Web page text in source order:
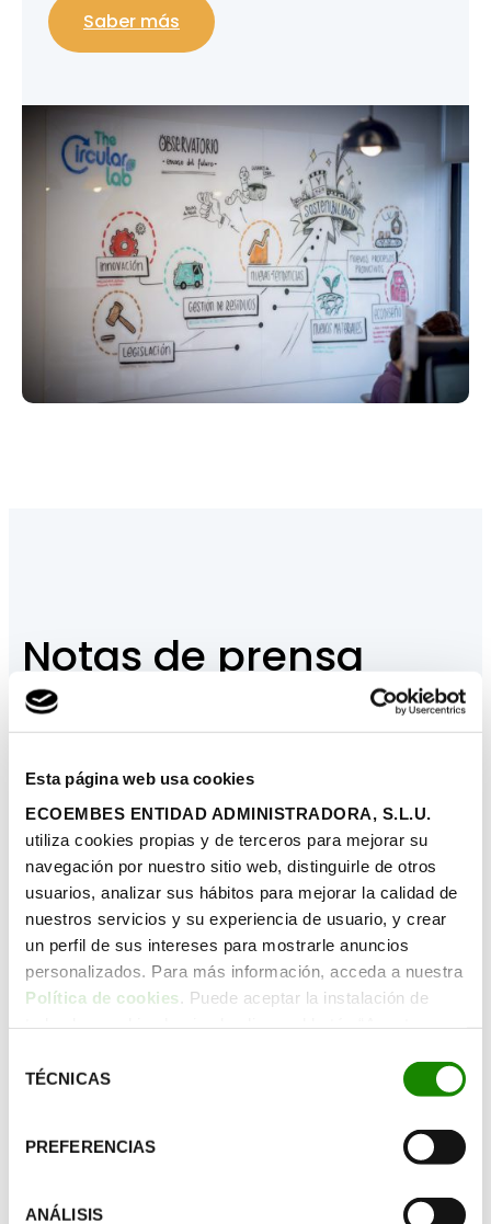
Esta página web usa cookies
ECOEMBES ENTIDAD ADMINISTRADORA, S.L.U.
utiliza cookies propias y de terceros para mejorar su
navegación por nuestro sitio web, distinguirle de otros
usuarios, analizar sus hábitos para mejorar la calidad de
nuestros servicios y su experiencia de usuario, y crear
un perfil de sus intereses para mostrarle anuncios
personalizados. Para más información, acceda a nuestra
Política de cookies . Puede aceptar la instalación de
botón “Configurar cookies”, o rechazar su instalación,
TÉCNICAS
PREFERENCIAS
ANÁLISIS
Saber más
Notas de prensa